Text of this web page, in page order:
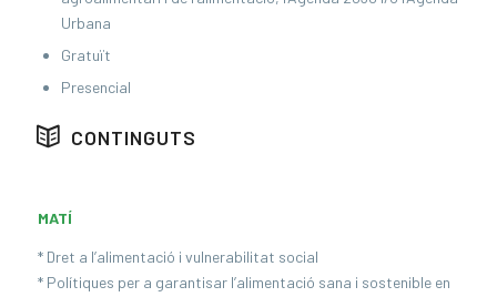
Urbana
Gratuït
Presencial
CONTINGUTS
MATÍ
* Dret a l’alimentació i vulnerabilitat social
* Polítiques per a garantisar l’alimentació sana i sostenible en